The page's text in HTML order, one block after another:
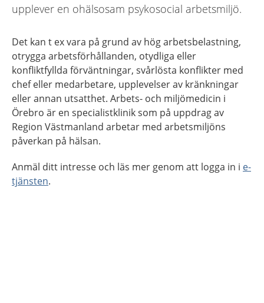
upplever en ohälsosam psykosocial arbetsmiljö.
Det kan t ex vara på grund av hög arbetsbelastning,
otrygga arbetsförhållanden, otydliga eller
konfliktfyllda förväntningar, svårlösta konflikter med
chef eller medarbetare, upplevelser av kränkningar
eller annan utsatthet. Arbets- och miljömedicin i
Örebro är en specialistklinik som på uppdrag av
Region Västmanland arbetar med arbetsmiljöns
påverkan på hälsan.
Anmäl ditt intresse och läs mer genom att logga in i e-
tjänsten.